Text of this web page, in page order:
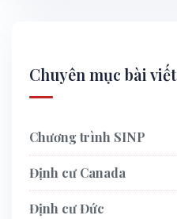
Chuyên mục bài viết
Chương trình SINP
Định cư Canada
Định cư Đức